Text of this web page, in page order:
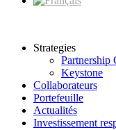
Strategies
Partnership
Keystone
Collaborateurs
Portefeuille
Actualités
Investissement